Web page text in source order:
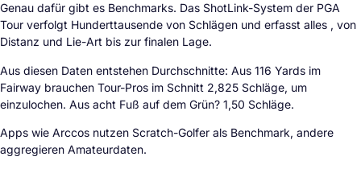
Genau dafür gibt es Benchmarks. Das ShotLink-System der PGA
Tour verfolgt Hunderttausende von Schlägen und erfasst alles , von
Distanz und Lie-Art bis zur finalen Lage.
Aus diesen Daten entstehen Durchschnitte: Aus 116 Yards im
Fairway brauchen Tour-Pros im Schnitt 2,825 Schläge, um
einzulochen. Aus acht Fuß auf dem Grün? 1,50 Schläge.
Apps wie Arccos nutzen Scratch-Golfer als Benchmark, andere
aggregieren Amateurdaten.